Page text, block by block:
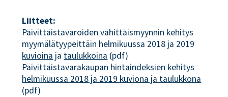
Liitteet:
Päivittäistavaroiden vähittäismyynnin kehitys
myymälätyypeittäin helmikuussa 2018 ja 2019
kuvioina ja taulukkoina (pdf)
Päivittäistavarakaupan hintaindeksien kehitys
helmikuussa 2018 ja 2019 kuviona ja taulukkona
(pdf)